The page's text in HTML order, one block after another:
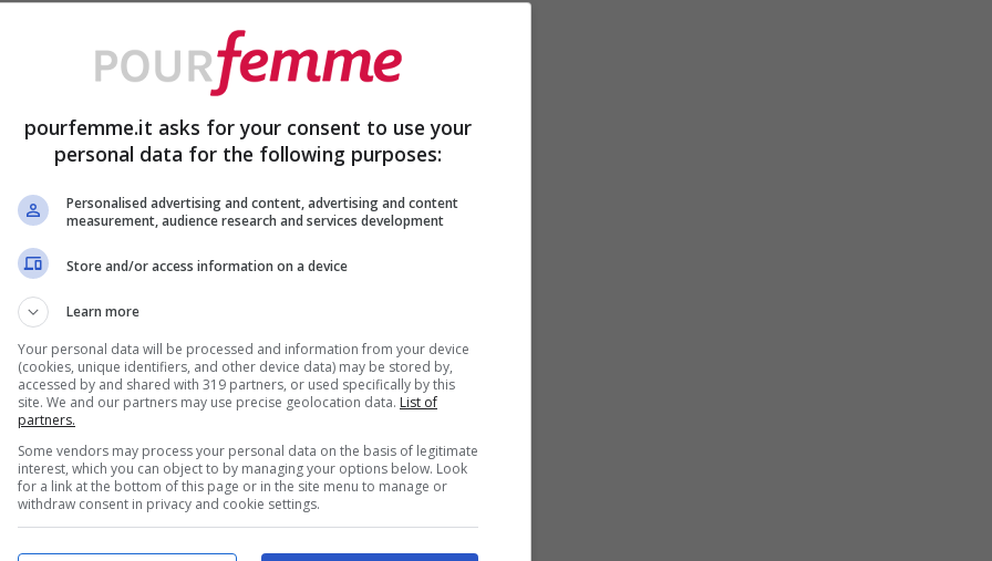
intense sono perfette per garantire una
al freddo.
fragranza che unisce eleganza e
un grande classico della maison.
amaro, che donano un tocco di
un cuore fiorito dominato da
avvolgono la pelle in una sensualità
da legni ambrati e patchouli,
un equilibrio perfetto tra dolcezza e forza.
pourfemme.it asks for your consent to use your
personal data for the following purposes:
Personalised advertising and content, advertising and content
measurement, audience research and services development
Store and/or access information on a device
Learn more
Your personal data will be processed and information from your device
(cookies, unique identifiers, and other device data) may be stored by,
accessed by and shared with 319 partners, or used specifically by this
site. We and our partners may use precise geolocation data. List of
partners.
Some vendors may process your personal data on the basis of legitimate
interest, which you can object to by managing your options below. Look
for a link at the bottom of this page or in the site menu to manage or
withdraw consent in privacy and cookie settings.